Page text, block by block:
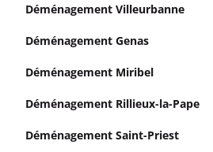
Déménagement Villeurbanne
Déménagement Genas
Déménagement Miribel
Déménagement Rillieux-la-Pape
Déménagement Saint-Priest